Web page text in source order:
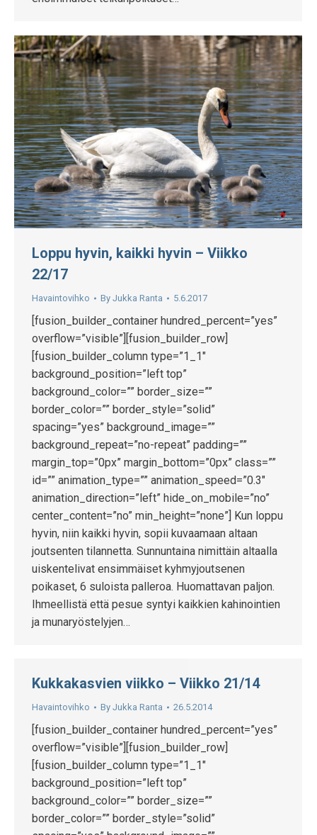
Loppu hyvin, kaikki hyvin – Viikko
22/17
Havaintovihko By Jukka Ranta 5.6.2017
[fusion_builder_container hundred_percent=”yes”
overflow=”visible”][fusion_builder_row]
[fusion_builder_column type=”1_1″
background_position=”left top”
background_color=”” border_size=””
border_color=”” border_style=”solid”
spacing=”yes” background_image=””
background_repeat=”no-repeat” padding=””
margin_top=”0px” margin_bottom=”0px” class=””
id=”” animation_type=”” animation_speed=”0.3″
animation_direction=”left” hide_on_mobile=”no”
center_content=”no” min_height=”none”] Kun loppu
hyvin, niin kaikki hyvin, sopii kuvaamaan altaan
joutsenten tilannetta. Sunnuntaina nimittäin altaalla
uiskentelivat ensimmäiset kyhmyjoutsenen
poikaset, 6 suloista palleroa. Huomattavan paljon.
Ihmeellistä että pesue syntyi kaikkien kahinointien
ja munaryöstelyjen…
Kukkakasvien viikko – Viikko 21/14
Havaintovihko By Jukka Ranta 26.5.2014
[fusion_builder_container hundred_percent=”yes”
overflow=”visible”][fusion_builder_row]
[fusion_builder_column type=”1_1″
background_position=”left top”
background_color=”” border_size=””
border_color=”” border_style=”solid”